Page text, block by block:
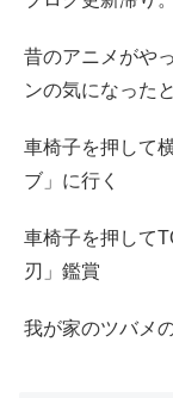
昔のアニメがや
ンの気になった
車椅子を押して
ブ」に行く
車椅子を押して
刃」鑑賞
我が家のツバメ